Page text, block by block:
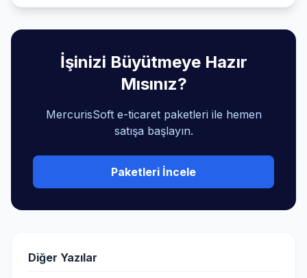
İşinizi Büyütmeye Hazır
Mısınız?
MercurisSoft e-ticaret paketleri ile hemen
satışa başlayın.
Paketleri İncele
Diğer Yazılar